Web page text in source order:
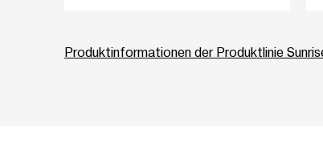
Produktinformationen der Produktlinie